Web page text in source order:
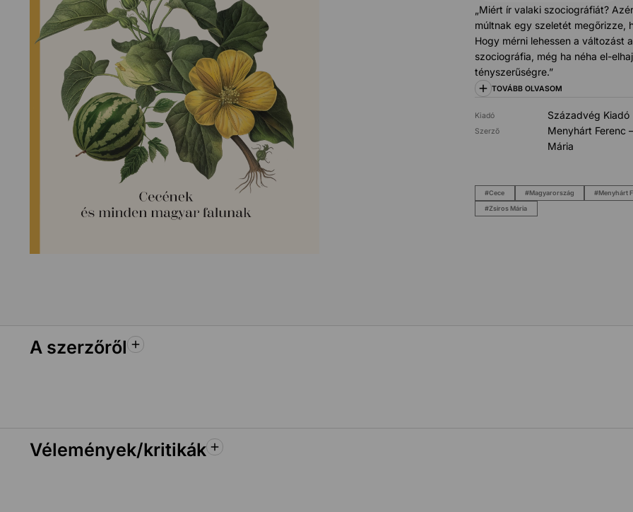
„Miért ír valaki szociográfiát?
múltnak egy szeletét megőrizze,
Hogy mérni lehessen a változást
szociográfia, még ha néha el-
tényszerűségre.”
TOVÁBB OLVASOM
Kiadó Századvég Kiadó
Szerző
Menyhárt Ferenc
Mária
Cece Magyarország
Menyhárt
Zsiros Mária
A szerzőről
Vélemények/kritikák